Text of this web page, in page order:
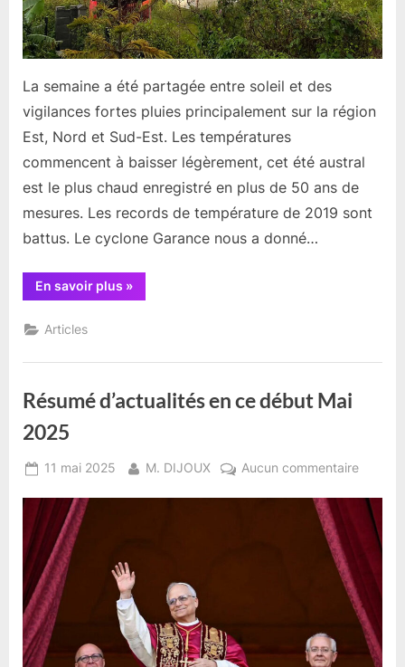
La semaine a été partagée entre soleil et des
vigilances fortes pluies principalement sur la région
Est, Nord et Sud-Est. Les températures
commencent à baisser légèrement, cet été austral
est le plus chaud enregistré en plus de 50 ans de
mesures. Les records de température de 2019 sont
battus. Le cyclone Garance nous a donné…
En savoir plus “Résumé
d’actualités
12
Mai”
»
Articles
Résumé d’actualités en ce début Mai
2025
Posted
11 mai 2025 By
M. DIJOUX Aucun commentairesur
ce
début
Mai
2025